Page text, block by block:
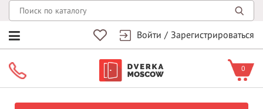
Войти / Зарегистрироваться
0